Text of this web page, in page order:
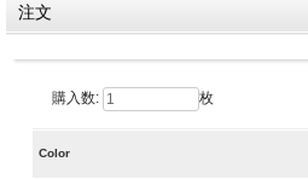
注文
購入数: 枚
Color